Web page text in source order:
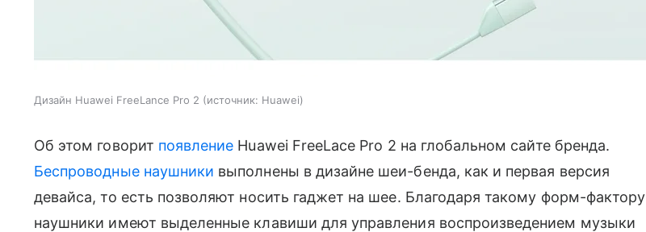
Дизайн Huawei FreeLance Pro 2 источник: Huawei
Об этом говорит появление Huawei FreeLace Pro 2 на глобальном сайте бренда.
Беспроводные наушники выполнены в дизайне шеи-бенда, как и первая версия
девайса, то есть позволяют носить гаджет на шее. Благодаря такому форм-фактору
наушники имеют выделенные клавиши для управления воспроизведением музыки